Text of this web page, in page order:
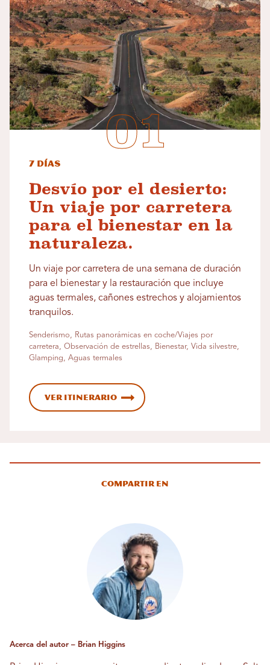
7 días
Desvío por el desierto:
Un viaje por carretera
para el bienestar en la
naturaleza.
Un viaje por carretera de una semana de duración
para el bienestar y la restauración que incluye
aguas termales, cañones estrechos y alojamientos
tranquilos.
Senderismo, Rutas panorámicas en coche/Viajes por
carretera, Observación de estrellas, Bienestar, Vida silvestre,
Glamping, Aguas termales
Ver itinerario
Compartir en
Acerca del autor – Brian Higgins